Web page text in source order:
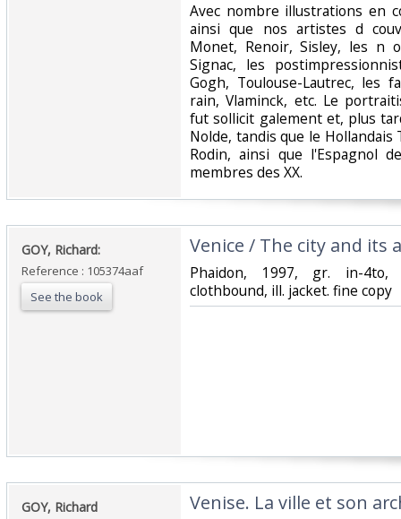
‎Avec nombre illustrations en
ainsi que nos artistes d
Monet, Renoir, Sisley, les n
Signac, les
Gogh, Toulouse-Lautrec, les
rain, Vlaminck, etc. Le
fut sollicit galement et, plus
Nolde, tandis que le Hollandais
Rodin, ainsi que l'Espagnol
membres des XX.‎
‎GOY, Richard:‎
Reference : 105374aaf
See the book
‎Venice / The city and its
‎Phaidon, 1997, gr. in-
clothbound, ill. jacket. fine copy‎
‎GOY, Richard ‎ ‎Venise. La ville et son